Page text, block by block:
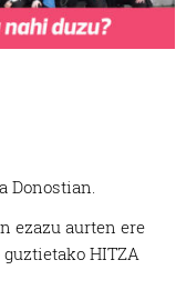
Donostian.
ezazu aurten ere
HITZA